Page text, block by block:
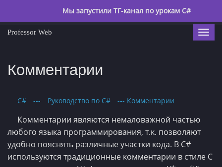
Мы запустили ТГ-канал по урокам C#
Professor Web
Комментарии
C# --- Руководство по C# --- Комментарии
Комментарии являются немаловажной частью
любого языка программирования, т.к. позволяют
удобно пояснять различные участки кода. В C#
используются традиционные комментарии в стиле С